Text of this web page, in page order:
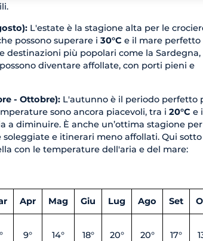
L'estate è la stagione alta per le
possono superare i 30°C e il mare perfetto
destinazioni più popolari come la Sardegna,
diventare affollate, con porti pieni e
- Ottobre): L'autunno è il periodo perfetto
sono ancora piacevoli, tra i 20°C e i
a diminuire. È anche un’ottima stagione per
e itinerari meno affollati. Qui sotto
con le temperature dell'aria e del mare:
Apr Mag Giu Lug Ago Set
9° 14° 18° 20° 20° 17°